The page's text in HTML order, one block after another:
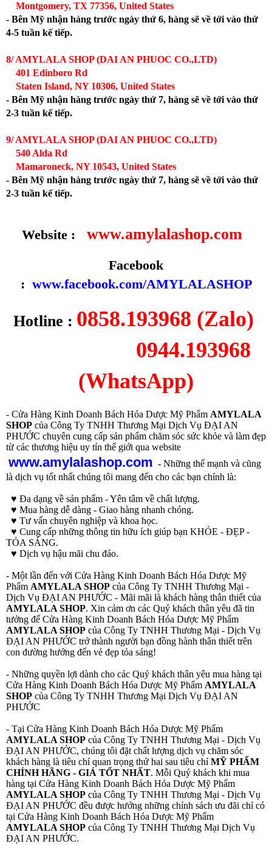
Montgomery, TX 77356, United States
- Bên Mỹ nhận hàng trước ngày thứ 6, hàng sẽ về tới vào thứ
4-5 tuần kế tiếp.
8/ AMYLALA SHOP (DAI AN PHUOC CO.,LTD)
401 Edinboro Rd
Staten Island, NY 10306, United States
- Bên Mỹ nhận hàng trước ngày thứ 7, hàng sẽ về tới vào thứ
2-3 tuần kế tiếp.
9/ AMYLALA SHOP (DAI AN PHUOC CO.,LTD)
540 Alda Rd
Mamaroneck, NY 10543, United States
- Bên Mỹ nhận hàng trước ngày thứ 7, hàng sẽ về tới vào thứ
2-3 tuần kế tiếp.
Website : www.amylalashop.com
Facebook
: www.facebook.com/AMYLALASHOP
Hotline : 0858.193968 (Zalo)
0944.193968
(WhatsApp)
- Cửa Hàng Kinh Doanh Bách Hóa Dược Mỹ Phẩm AMYLALA
SHOP của Công Ty TNHH Thương Mại Dịch Vụ ĐẠI AN
PHƯỚC chuyên cung cấp sản phẩm chăm sóc sức khỏe và làm đẹp
từ các thương hiệu uy tín thế giới qua website
www.amylalashop.com - Những thế mạnh và cũng
là dịch vụ tốt nhất chúng tôi mang đến cho các bạn chính là:
♥ Đa dạng về sản phẩm - Yên tâm về chất lượng.
♥ Mua hàng dễ dàng - Giao hàng nhanh chóng.
♥ Tư vấn chuyên nghiệp và khoa học.
♥ Cung cấp những thông tin hữu ích giúp bạn KHỎE - ĐẸP -
TỎA SÁNG.
♥ Dịch vụ hậu mãi chu đáo.
- Một lần đến với Cửa Hàng Kinh Doanh Bách Hóa Dược Mỹ
Phẩm AMYLALA SHOP của Công Ty TNHH Thương Mại -
Dịch Vụ ĐẠI AN PHƯỚC - Mãi mãi là khách hàng thân thiết của
AMYLALA SHOP. Xin cảm ơn các Quý khách thân yêu đã tin
tưởng để Cửa Hàng Kinh Doanh Bách Hóa Dược Mỹ Phẩm
AMYLALA SHOP của Công Ty TNHH Thương Mại - Dịch Vụ
ĐẠI AN PHƯỚC trở thành người bạn đồng hành thân thiết trên
con đường hướng đến vẻ đẹp tỏa sáng!
- Những quyền lợi dành cho các Quý khách thân yêu mua hàng tại
Cửa Hàng Kinh Doanh Bách Hóa Dược Mỹ Phẩm AMYLALA
SHOP của Công Ty TNHH Thương Mại Dịch Vụ ĐẠI AN
PHƯỚC
- Tại Cửa Hàng Kinh Doanh Bách Hóa Dược Mỹ Phẩm
AMYLALA SHOP của Công Ty TNHH Thương Mại - Dịch Vụ
ĐẠI AN PHƯỚC, chúng tôi đặt chất lượng dịch vụ chăm sóc
khách hàng là tiêu chí quan trọng thứ hai sau tiêu chíMỸ PHẨM
CHÍNH HÃNG - GIÁ TỐT NHẤT. Mỗi Quý khách khi mua
hàng tại Cửa Hàng Kinh Doanh Bách Hóa Dược Mỹ Phẩm
AMYLALA SHOP của Công Ty TNHH Thương Mại - Dịch Vụ
ĐẠI AN PHƯỚC đều được hưởng những chính sách ưu đãi chỉ có
tại Cửa Hàng Kinh Doanh Bách Hóa Dược Mỹ Phẩm
AMYLALA SHOP của Công Ty TNHH Thương Mại Dịch Vụ
ĐẠI AN PHƯỚC.